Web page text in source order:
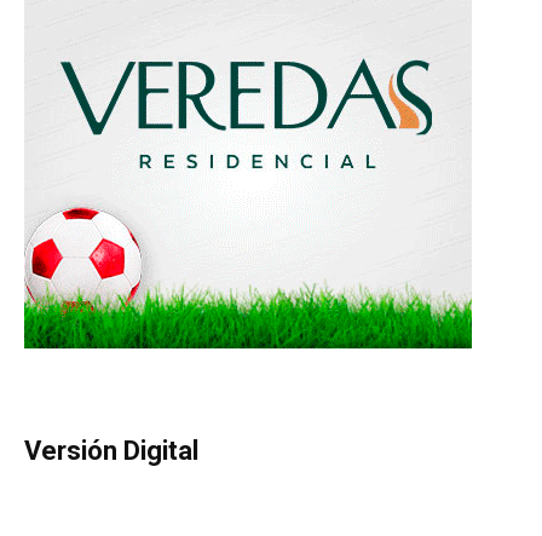
Versión Digital